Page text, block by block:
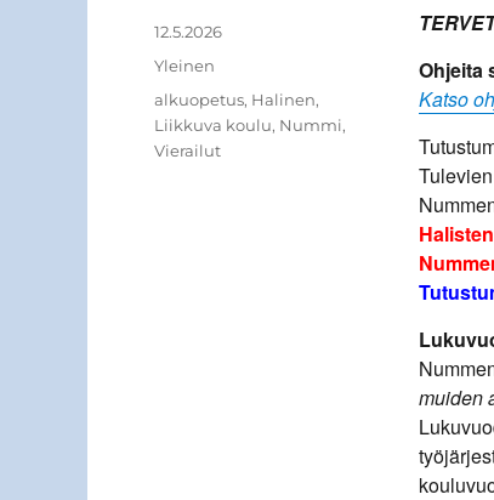
Ohjeita
Katso
muiden
Julkaistu
12.5.2026
Kategoriat
Yleinen
Avainsanat
alkuopetus, Halinen,
Liikkuva koulu, Nummi,
Vierailut